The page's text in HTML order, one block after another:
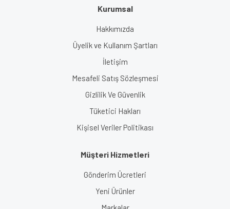
Kurumsal
Hakkımızda
Üyelik ve Kullanım Şartları
İletişim
Mesafeli Satış Sözleşmesi
Gizlilik Ve Güvenlik
Tüketici Hakları
Kişisel Veriler Politikası
Müşteri Hizmetleri
Gönderim Ücretleri
Yeni Ürünler